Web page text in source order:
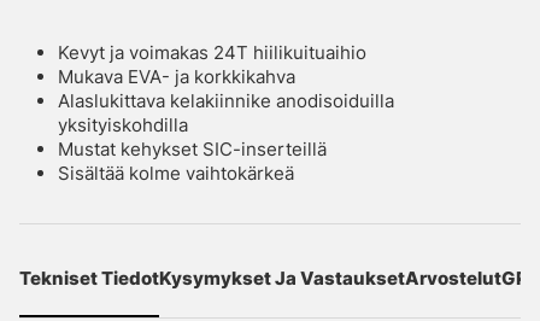
Kevyt ja voimakas 24T hiilikuituaihio
Mukava EVA- ja korkkikahva
Alaslukittava kelakiinnike anodisoiduilla
yksityiskohdilla
Mustat kehykset SIC-inserteillä
Sisältää kolme vaihtokärkeä
Tekniset TiedotKysymykset Ja VastauksetArvostelut